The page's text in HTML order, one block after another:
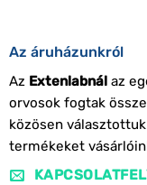
Az áruházunkról
Az Extenlabnálaz
orvosok fogtak
közösen
termékeket